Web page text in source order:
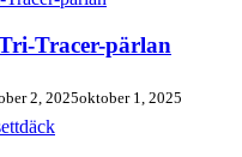
Tracer-pärlan
2, 2025oktober 1, 2025